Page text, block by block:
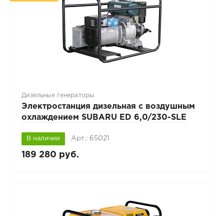
Дизельные генераторы
Электростанция дизельная с воздушным
охлаждением SUBARU ED 6,0/230-SLЕ
В наличии Арт.: 65021
189 280 руб.